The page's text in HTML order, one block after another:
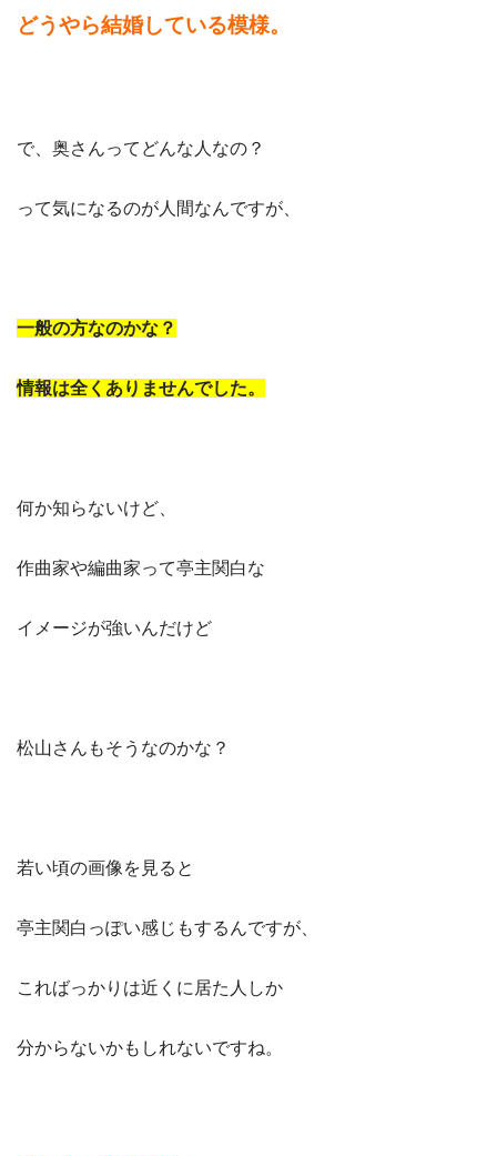
どうやら結婚している模様。
で、奥さんってどんな人なの？
って気になるのが人間なんですが、
一般の方なのかな？
情報は全くありませんでした。
何か知らないけど、
作曲家や編曲家って亭主関白な
イメージが強いんだけど
松山さんもそうなのかな？
若い頃の画像を見ると
亭主関白っぽい感じもするんですが、
こればっかりは近くに居た人しか
分からないかもしれないですね。